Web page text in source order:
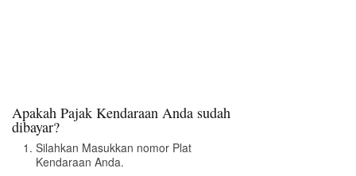
Apakah Pajak Kendaraan Anda sudah
dibayar?
Silahkan Masukkan nomor Plat
Kendaraan Anda.